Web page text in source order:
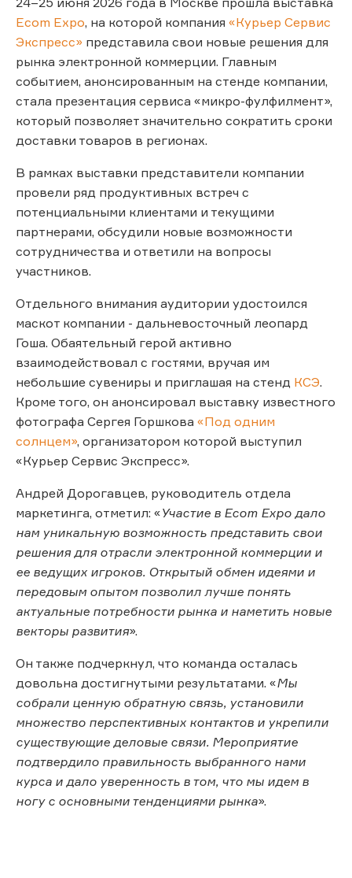
Ecom Expo, на которой компания «Курьер Сервис
Экспресс» представила свои новые решения для
рынка электронной коммерции. Главным
событием, анонсированным на стенде компании,
стала презентация сервиса «микро-фулфилмент»,
который позволяет значительно сократить сроки
доставки товаров в регионах.
В рамках выставки представители компании
провели ряд продуктивных встреч с
потенциальными клиентами и текущими
партнерами, обсудили новые возможности
сотрудничества и ответили на вопросы
участников.
Отдельного внимания аудитории удостоился
маскот компании - дальневосточный леопард
Гоша. Обаятельный герой активно
взаимодействовал с гостями, вручая им
небольшие сувениры и приглашая на стенд КСЭ.
Кроме того, он анонсировал выставку известного
фотографа Сергея Горшкова «Под одним
солнцем», организатором которой выступил
«Курьер Сервис Экспресс».
Андрей Дорогавцев, руководитель отдела
маркетинга, отметил: «Участие в Ecom Expo дало
нам уникальную возможность представить свои
решения для отрасли электронной коммерции и
ее ведущих игроков. Открытый обмен идеями и
передовым опытом позволил лучше понять
актуальные потребности рынка и наметить новые
векторы развития».
Он также подчеркнул, что команда осталась
довольна достигнутыми результатами. «Мы
собрали ценную обратную связь, установили
множество перспективных контактов и укрепили
существующие деловые связи. Мероприятие
подтвердило правильность выбранного нами
курса и дало уверенность в том, что мы идем в
ногу с основными тенденциями рынка».